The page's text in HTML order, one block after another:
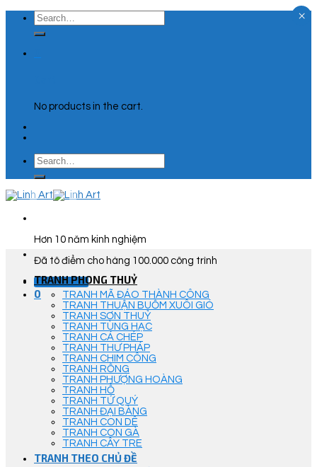
Skip
content
Search
for:
No products in the cart.
Search
for:
Hơn 10 năm kinh nghiệm
Đã tô điểm cho hàng 100.000 công trình
Góc Tư Vấn
0
TRANH PHONG THUỶ
TRANH MÃ ĐÁO THÀNH CÔNG
TRANH THUẬN BUỒM XUÔI GIÓ
TRANH SƠN THUỶ
TRANH TÙNG HẠC
TRANH CÁ CHÉP
TRANH THƯ PHÁP
TRANH CHIM CÔNG
TRANH RỒNG
TRANH PHƯỢNG HOÀNG
TRANH HỔ
TRANH TỨ QUÝ
TRANH ĐẠI BÀNG
TRANH CON DÊ
TRANH CON GÀ
TRANH CÂY TRE
TRANH THEO CHỦ ĐỀ
×